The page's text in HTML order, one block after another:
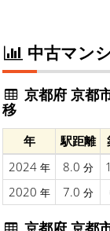
中古マン
京都府 京都
移
年 駅距離
2024 年 8.0 分
2020 年 7.0 分